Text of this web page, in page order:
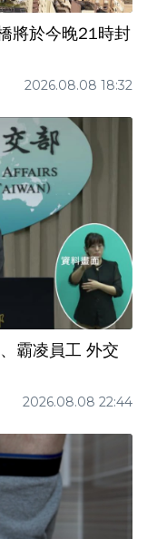
將於今晚21時封
2026.08.08 18:32
霸凌員工 外交
2026.08.08 22:44